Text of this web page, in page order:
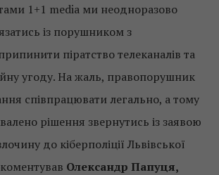
1+1 media ми неодноразово
із порушником з
піратство телеканалів та
угоду. На жаль, правопорушник
співпрацювати легально, а тому
рішення звернутись із заявою
до кіберполіції Львівської
Олександр Папуця,